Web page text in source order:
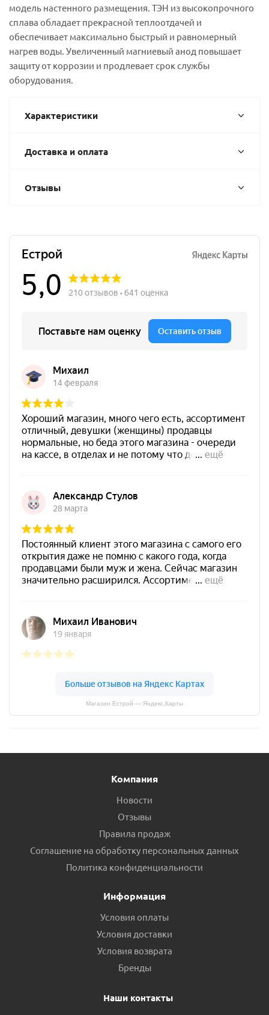
модель настенного размещения. ТЭН из высокопрочного
сплава обладает прекрасной теплоотдачей и
обеспечивает максимально быстрый и равномерный
нагрев воды. Увеличенный магниевый анод повышает
защиту от коррозии и продлевает срок службы
оборудования.
Характеристики
Доставка и оплата
Отзывы
Магазин Естрой — Яндекс.Карты
Компания
Новости
Отзывы
Правила продаж
Соглашение на обработку персональных данных
Политика конфиденциальности
Информация
Условия оплаты
Условия доставки
Условия возврата
Бренды
Наши контакты